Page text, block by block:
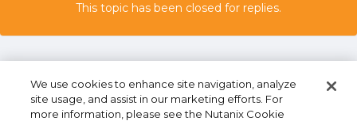
This topic has been closed for replies.
We use cookies to enhance site navigation, analyze
site usage, and assist in our marketing efforts. For
more information, please see the Nutanix Cookie